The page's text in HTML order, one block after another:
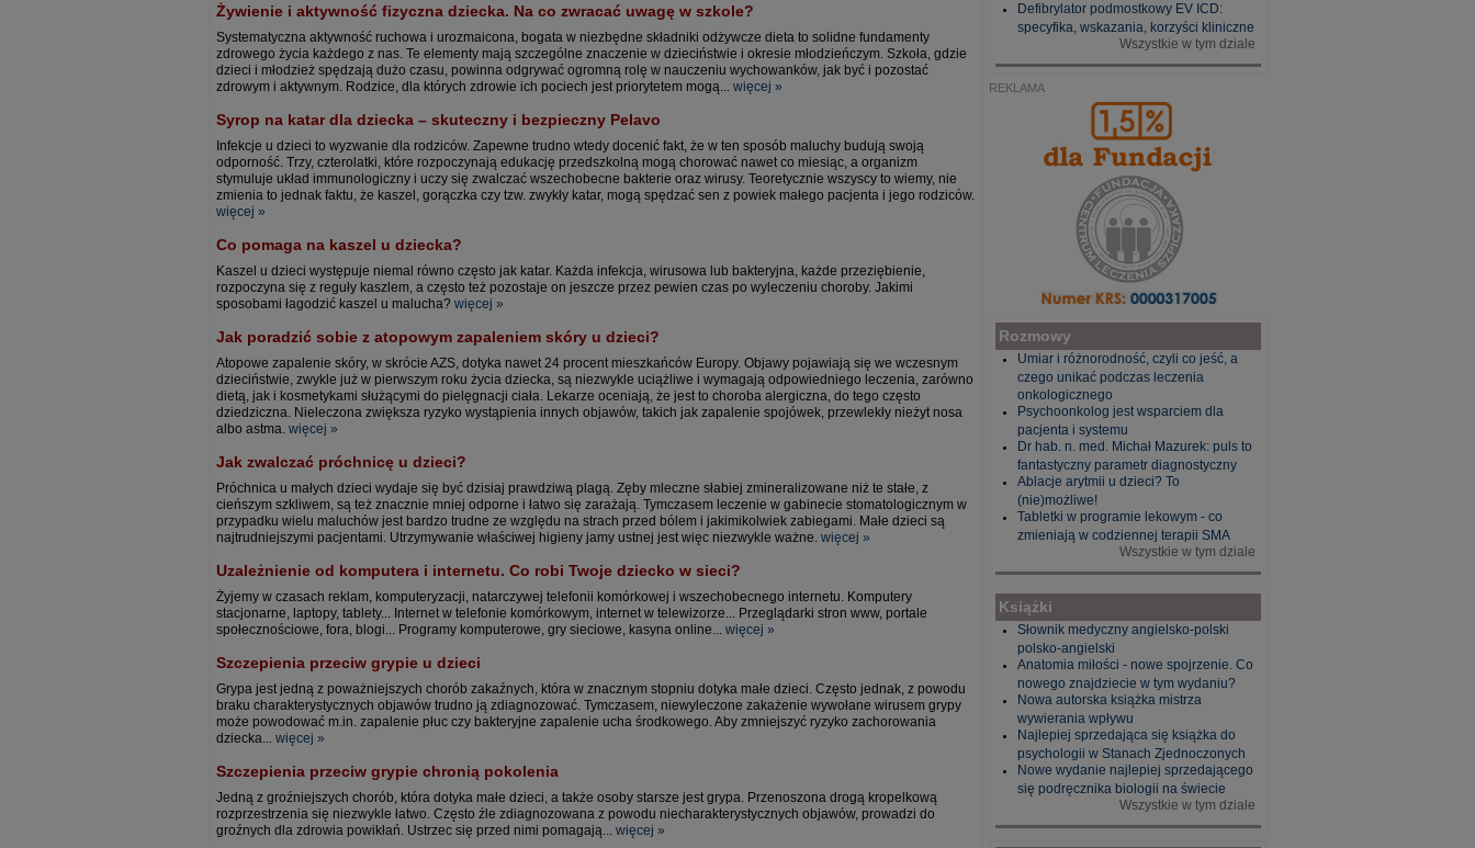
Żywienie i aktywność fizyczna dziecka. Na co zwracać uwagę w szkole?
Systematyczna aktywność ruchowa i urozmaicona, bogata w niezbędne składniki odżywcze dieta to solidne fundamenty
zdrowego życia każdego z nas. Te elementy mają szczególne znaczenie w dzieciństwie i okresie młodzieńczym. Szkoła, gdzie
dzieci i młodzież spędzają dużo czasu, powinna odgrywać ogromną rolę w nauczeniu wychowanków, jak być i pozostać
zdrowym i aktywnym. Rodzice, dla których zdrowie ich pociech jest priorytetem mogą... więcej »
Syrop na katar dla dziecka – skuteczny i bezpieczny Pelavo
Infekcje u dzieci to wyzwanie dla rodziców. Zapewne trudno wtedy docenić fakt, że w ten sposób maluchy budują swoją
odporność. Trzy, czterolatki, które rozpoczynają edukację przedszkolną mogą chorować nawet co miesiąc, a organizm
stymuluje układ immunologiczny i uczy się zwalczać wszechobecne bakterie oraz wirusy. Teoretycznie wszyscy to wiemy, nie
zmienia to jednak faktu, że kaszel, gorączka czy tzw. zwykły katar, mogą spędzać sen z powiek małego pacjenta i jego rodziców.
więcej »
Co pomaga na kaszel u dziecka?
Kaszel u dzieci występuje niemal równo często jak katar. Każda infekcja, wirusowa lub bakteryjna, każde przeziębienie,
rozpoczyna się z reguły kaszlem, a często też pozostaje on jeszcze przez pewien czas po wyleczeniu choroby. Jakimi
sposobami łagodzić kaszel u malucha? więcej »
Jak poradzić sobie z atopowym zapaleniem skóry u dzieci?
Atopowe zapalenie skóry, w skrócie AZS, dotyka nawet 24 procent mieszkańców Europy. Objawy pojawiają się we wczesnym
dzieciństwie, zwykle już w pierwszym roku życia dziecka, są niezwykle uciążliwe i wymagają odpowiedniego leczenia, zarówno
dietą, jak i kosmetykami służącymi do pielęgnacji ciała. Lekarze oceniają, że jest to choroba alergiczna, do tego często
dziedziczna. Nieleczona zwiększa ryzyko wystąpienia innych objawów, takich jak zapalenie spojówek, przewlekły nieżyt nosa
albo astma. więcej »
Jak zwalczać próchnicę u dzieci?
Próchnica u małych dzieci wydaje się być dzisiaj prawdziwą plagą. Zęby mleczne słabiej zmineralizowane niż te stałe, z
cieńszym szkliwem, są też znacznie mniej odporne i łatwo się zarażają. Tymczasem leczenie w gabinecie stomatologicznym w
przypadku wielu maluchów jest bardzo trudne ze względu na strach przed bólem i jakimikolwiek zabiegami. Małe dzieci są
najtrudniejszymi pacjentami. Utrzymywanie właściwej higieny jamy ustnej jest więc niezwykle ważne. więcej »
Uzależnienie od komputera i internetu. Co robi Twoje dziecko w sieci?
Żyjemy w czasach reklam, komputeryzacji, natarczywej telefonii komórkowej i wszechobecnego internetu. Komputery
stacjonarne, laptopy, tablety... Internet w telefonie komórkowym, internet w telewizorze... Przeglądarki stron www, portale
społecznościowe, fora, blogi... Programy komputerowe, gry sieciowe, kasyna online... więcej »
Szczepienia przeciw grypie u dzieci
Grypa jest jedną z poważniejszych chorób zakaźnych, która w znacznym stopniu dotyka małe dzieci. Często jednak, z powodu
braku charakterystycznych objawów trudno ją zdiagnozować. Tymczasem, niewyleczone zakażenie wywołane wirusem grypy
może powodować m.in. zapalenie płuc czy bakteryjne zapalenie ucha środkowego. Aby zmniejszyć ryzyko zachorowania
dziecka... więcej »
Szczepienia przeciw grypie chronią pokolenia
Jedną z groźniejszych chorób, która dotyka małe dzieci, a także osoby starsze jest grypa. Przenoszona drogą kropelkową
rozprzestrzenia się niezwykle łatwo. Często źle zdiagnozowana z powodu niecharakterystycznych objawów, prowadzi do
groźnych dla zdrowia powikłań. Ustrzec się przed nimi pomagają... więcej »
Defibrylator podmostkowy EV ICD:
specyfika, wskazania, korzyści kliniczne
Wszystkie w tym dziale
REKLAMA
Rozmowy
Umiar i różnorodność, czyli co jeść, a
czego unikać podczas leczenia
onkologicznego
Psychoonkolog jest wsparciem dla
pacjenta i systemu
Dr hab. n. med. Michał Mazurek: puls to
fantastyczny parametr diagnostyczny
Ablacje arytmii u dzieci? To
(nie)możliwe!
Tabletki w programie lekowym - co
zmieniają w codziennej terapii SMA
Wszystkie w tym dziale
Książki
Słownik medyczny angielsko-polski
polsko-angielski
Anatomia miłości - nowe spojrzenie. Co
nowego znajdziecie w tym wydaniu?
Nowa autorska książka mistrza
wywierania wpływu
Najlepiej sprzedająca się książka do
psychologii w Stanach Zjednoczonych
Nowe wydanie najlepiej sprzedającego
się podręcznika biologii na świecie
Wszystkie w tym dziale